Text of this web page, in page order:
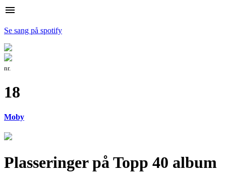
menu
Se sang på spotify
nr.
18
Moby
Plasseringer på Topp 40 album